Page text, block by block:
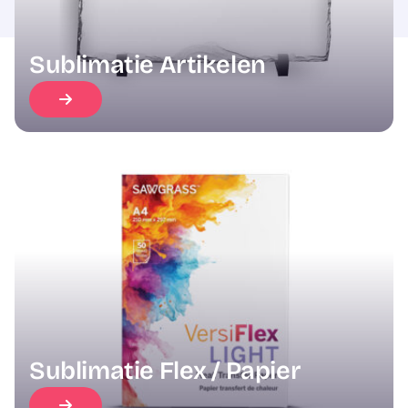
Sublimatie Artikelen
Sublimatie Flex / Papier